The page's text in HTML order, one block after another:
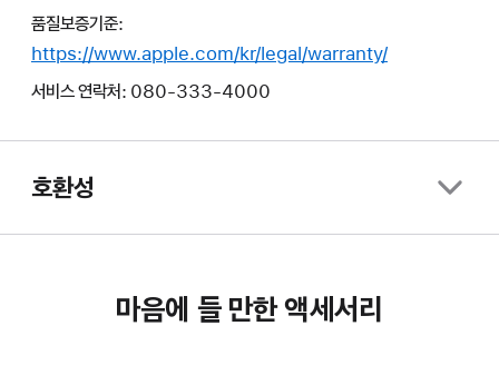
품질보증기준:
https://www.apple.com/kr/legal/warranty/
서비스 연락처: 080-333-4000
호환성
마음에 들 만한 액세서리